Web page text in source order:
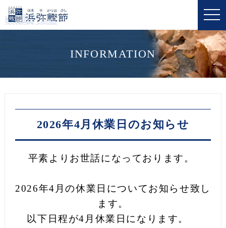
t
o
g
e
n
a
v
INFORMATION
2026年4月休業日のお知らせ
平素よりお世話になっております。
2026年4月の休業日についてお知らせ致し
ます。
以下日程が4月休業日になります。